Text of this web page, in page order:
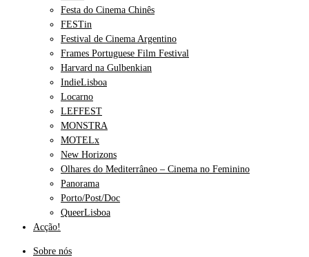
Festa do Cinema Chinês
FESTin
Festival de Cinema Argentino
Frames Portuguese Film Festival
Harvard na Gulbenkian
IndieLisboa
Locarno
LEFFEST
MONSTRA
MOTELx
New Horizons
Olhares do Mediterrâneo – Cinema no Feminino
Panorama
Porto/Post/Doc
QueerLisboa
Acção!
Sobre nós